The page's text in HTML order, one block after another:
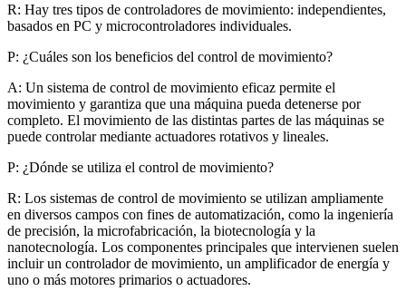
R: Hay tres tipos de controladores de movimiento: independientes,
basados ​​en PC y microcontroladores individuales.
P: ¿Cuáles son los beneficios del control de movimiento?
A: Un sistema de control de movimiento eficaz permite el
movimiento y garantiza que una máquina pueda detenerse por
completo. El movimiento de las distintas partes de las máquinas se
puede controlar mediante actuadores rotativos y lineales.
P: ¿Dónde se utiliza el control de movimiento?
R: Los sistemas de control de movimiento se utilizan ampliamente
en diversos campos con fines de automatización, como la ingeniería
de precisión, la microfabricación, la biotecnología y la
nanotecnología. Los componentes principales que intervienen suelen
incluir un controlador de movimiento, un amplificador de energía y
uno o más motores primarios o actuadores.